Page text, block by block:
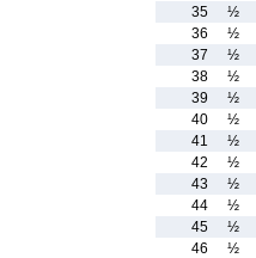
35
½
36
½
37
½
38
½
39
½
40
½
41
½
42
½
43
½
44
½
45
½
46
½